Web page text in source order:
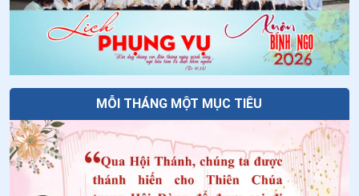
Ngày 21/6 - Thánh Luy Gonzaga
Ngày 17/6 - Thánh Phêrô Phan Hữu Đa
40.Ngày 17/6 - Thánh Phêrô Phan Hữu Đa
41.Ngày 16/6 - Các Thánh: Đa Minh Nguyên - Đa Minh
Nhi - Đa Minh Ng. Đức Mạo - Vincentê Tương - Anrê
Tường
MỖI THÁNG MỘT MỤC TIÊU